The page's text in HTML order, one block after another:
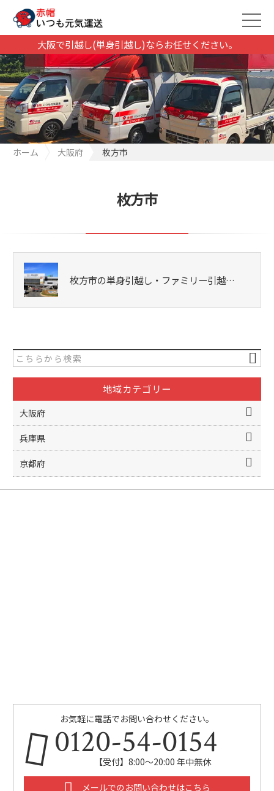
大阪で引越し(単身引越し)ならお任せください。
ホーム 大阪府 枚方市
枚方市
枚方市の単身引越し・ファミリー引越…
地域カテゴリー
大阪府
兵庫県
京都府
お気軽に電話でお問い合わせください。
0120-54-0154
【受付】8:00〜20:00 年中無休
メールでのお問い合わせはこちら